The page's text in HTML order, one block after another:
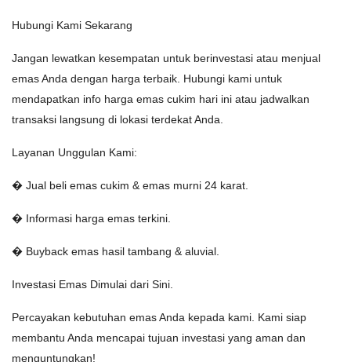
Hubungi Kami Sekarang
Jangan lewatkan kesempatan untuk berinvestasi atau menjual
emas Anda dengan harga terbaik. Hubungi kami untuk
mendapatkan info harga emas cukim hari ini atau jadwalkan
transaksi langsung di lokasi terdekat Anda.
Layanan Unggulan Kami:
� Jual beli emas cukim & emas murni 24 karat.
� Informasi harga emas terkini.
� Buyback emas hasil tambang & aluvial.
Investasi Emas Dimulai dari Sini.
Percayakan kebutuhan emas Anda kepada kami. Kami siap
membantu Anda mencapai tujuan investasi yang aman dan
menguntungkan!